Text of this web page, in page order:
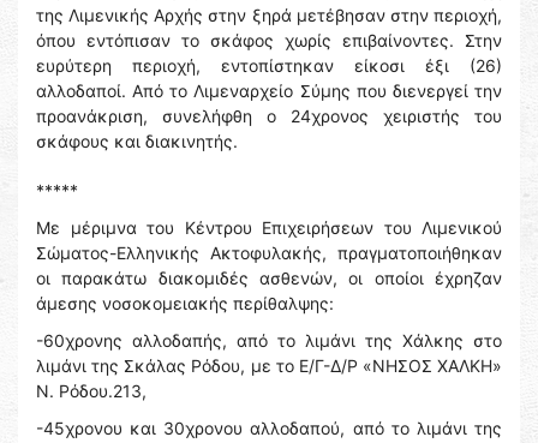
της Λιμενικής Αρχής στην ξηρά μετέβησαν στην περιοχή,
όπου εντόπισαν το σκάφος χωρίς επιβαίνοντες. Στην
ευρύτερη περιοχή, εντοπίστηκαν είκοσι έξι (26)
αλλοδαποί. Από το Λιμεναρχείο Σύμης που διενεργεί την
προανάκριση, συνελήφθη ο 24χρονος χειριστής του
σκάφους και διακινητής.
*****
Με μέριμνα του Κέντρου Επιχειρήσεων του Λιμενικού
Σώματος-Ελληνικής Ακτοφυλακής, πραγματοποιήθηκαν
οι παρακάτω διακομιδές ασθενών, οι οποίοι έχρηζαν
άμεσης νοσοκομειακής περίθαλψης:
-60χρονης αλλοδαπής, από το λιμάνι της Χάλκης στο
λιμάνι της Σκάλας Ρόδου, με το Ε/Γ-Δ/Ρ «ΝΗΣΟΣ ΧΑΛΚΗ»
Ν. Ρόδου.213,
-45χρονου και 30χρονου αλλοδαπού, από το λιμάνι της